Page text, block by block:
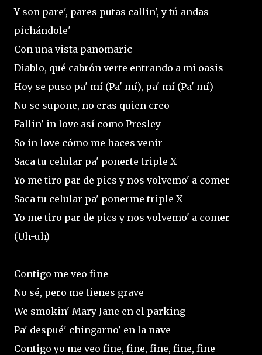
Y son pare', pares putas callin', y tú andas
pichándole'
Con una vista panomaric
Diablo, qué cabrón verte entrando a mi oasis
Hoy se puso pa' mí (Pa' mí), pa' mí (Pa' mí)
No se supone, no eras quien creo
Fallin' in love así como Presley
So in love cómo me haces venir
Saca tu celular pa' ponerte triple X
Yo me tiro par de pics y nos volvemo' a comer
Saca tu celular pa' ponerme triple X
Yo me tiro par de pics y nos volvemo' a comer
(Uh-uh)
Contigo me veo fine
No sé, pero me tienes grave
We smokin' Mary Jane en el parking
Pa' despué' chingarno' en la nave
Contigo yo me veo fine, fine, fine, fine, fine